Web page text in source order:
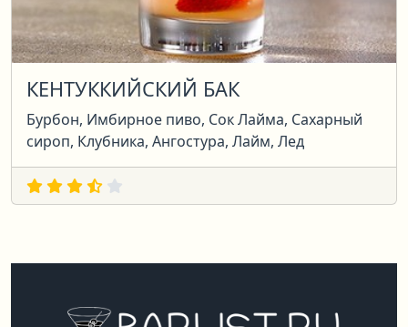
КЕНТУККИЙСКИЙ БАК
Бурбон, Имбирное пиво, Сок Лайма, Сахарный
сироп, Клубника, Ангостура, Лайм, Лед